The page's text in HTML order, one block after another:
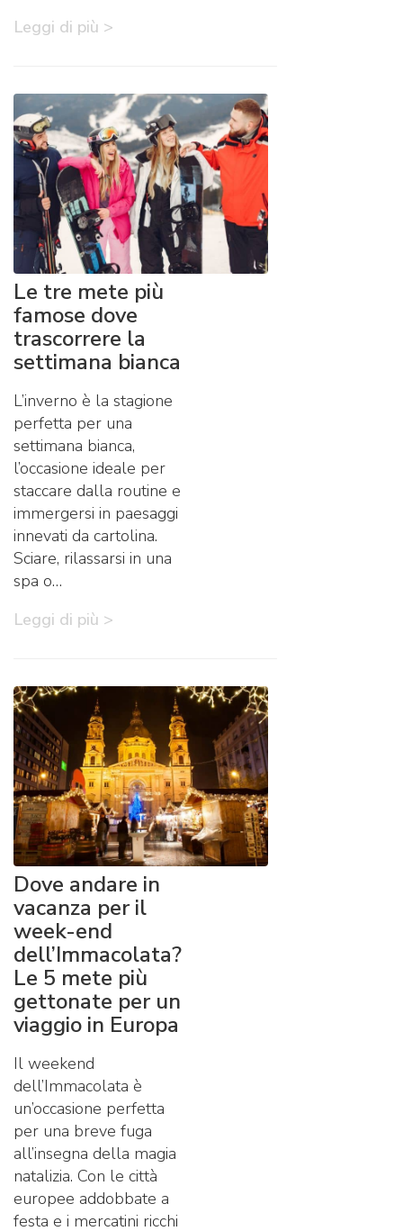
Leggi di più >
Le tre mete più
famose dove
trascorrere la
settimana bianca
L’inverno è la stagione
perfetta per una
settimana bianca,
l’occasione ideale per
staccare dalla routine e
immergersi in paesaggi
innevati da cartolina.
Sciare, rilassarsi in una
spa o…
Leggi di più >
Dove andare in
vacanza per il
week-end
dell’Immacolata?
Le 5 mete più
gettonate per un
viaggio in Europa
Il weekend
dell’Immacolata è
un’occasione perfetta
per una breve fuga
all’insegna della magia
natalizia. Con le città
europee addobbate a
festa e i mercatini ricchi